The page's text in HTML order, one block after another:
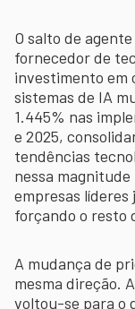
O salto de
fornecedor de
investimento em
sistemas de IA
1.445% nas
e 2025,
tendências
nessa
empresas
forçando o resto
A mudança de
mesma direção.
voltou-se para o